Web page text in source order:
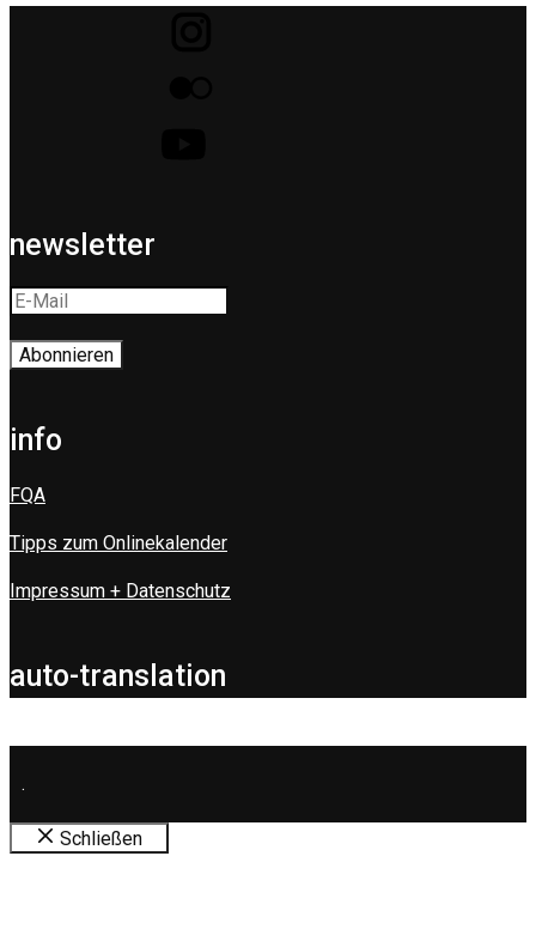
newsletter
info
FQA
Tipps zum Onlinekalender
Impressum + Datenschutz
auto-translation
.
Schließen